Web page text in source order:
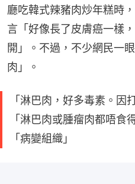
廳吃韓式辣豬肉炒年糕時
言「好像長了皮膚癌一樣
開」。不過，不少網民一
肉」。
「淋巴肉，好多毒素。因
「淋巴肉或腫瘤肉都唔食
「病變組織」